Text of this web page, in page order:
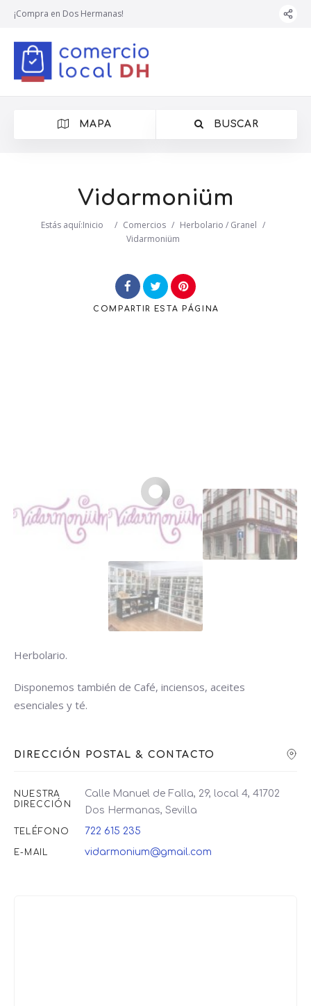
¡Compra en Dos Hermanas!
MAPA BUSCAR
Vidarmoniüm
Estás aquí:Inicio / Comercios / Herbolario / Granel /
Vidarmoniüm
COMPARTIR ESTA PÁGINA
Herbolario.
Disponemos también de Café, inciensos, aceites
esenciales y té.
DIRECCIÓN POSTAL & CONTACTO
NUESTRA
DIRECCIÓN
Calle Manuel de Falla, 29, local 4, 41702
Dos Hermanas, Sevilla
TELÉFONO 722 615 235
E-MAIL vidarmonium@gmail.com